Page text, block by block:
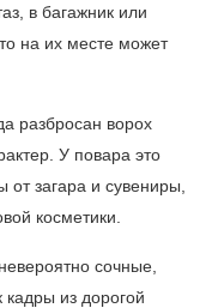
в багажник или
на их месте может
разбросан ворох
У повара это
загара и сувениры,
косметики.
сочные,
кадры из дорогой